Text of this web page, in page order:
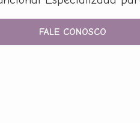
FALE CONOSCO